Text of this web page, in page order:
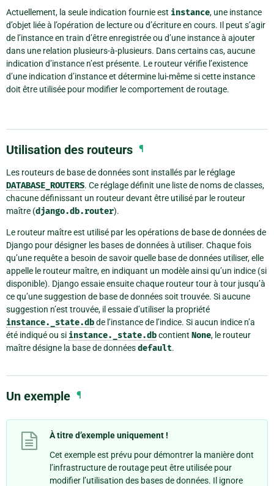
Actuellement, la seule indication fournie est instance, une instance
d’objet liée à l’opération de lecture ou d’écriture en cours. Il peut s’agir
de l’instance en train d’être enregistrée ou d’une instance à ajouter
dans une relation plusieurs-à-plusieurs. Dans certains cas, aucune
indication d’instance n’est présente. Le routeur vérifie l’existence
d’une indication d’instance et détermine lui-même si cette instance
doit être utilisée pour modifier le comportement de routage.
Utilisation des routeurs ¶
Les routeurs de base de données sont installés par le réglage
DATABASE_ROUTERS. Ce réglage définit une liste de noms de classes,
chacune définissant un routeur devant être utilisé par le routeur
maître (django.db.router).
Le routeur maître est utilisé par les opérations de base de données de
Django pour désigner les bases de données à utiliser. Chaque fois
qu’une requête a besoin de savoir quelle base de données utiliser, elle
appelle le routeur maître, en indiquant un modèle ainsi qu’un indice (si
disponible). Django essaie ensuite chaque routeur tour à tour jusqu’à
ce qu’une suggestion de base de données soit trouvée. Si aucune
suggestion n’est trouvée, il essaie d’utiliser la propriété
instance._state.dbde l’instance de l’indice. Si aucun indice n’a
été indiqué ou si instance._state.dbcontient None, le routeur
maître désigne la base de donnéesdefault.
Un exemple ¶
À titre d’exemple uniquement !
Cet exemple est prévu pour démontrer la manière dont
l’infrastructure de routage peut être utilisée pour
modifier l’utilisation des bases de données. Il ignore